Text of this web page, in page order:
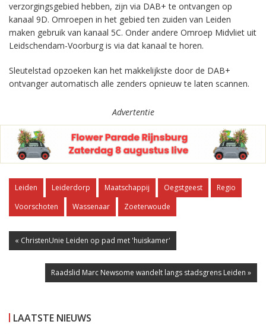
verzorgingsgebied hebben, zijn via DAB+ te ontvangen op
kanaal 9D. Omroepen in het gebied ten zuiden van Leiden
maken gebruik van kanaal 5C. Onder andere Omroep Midvliet uit
Leidschendam-Voorburg is via dat kanaal te horen.
Sleutelstad opzoeken kan het makkelijkste door de DAB+
ontvanger automatisch alle zenders opnieuw te laten scannen.
Advertentie
Leiden Leiderdorp Maatschappij Oegstgeest
Regio
Voorschoten
Wassenaar Zoeterwoude
« ChristenUnie Leiden op pad met 'huiskamer'
Raadslid Marc Newsome wandelt langs stadsgrens Leiden »
LAATSTE NIEUWS